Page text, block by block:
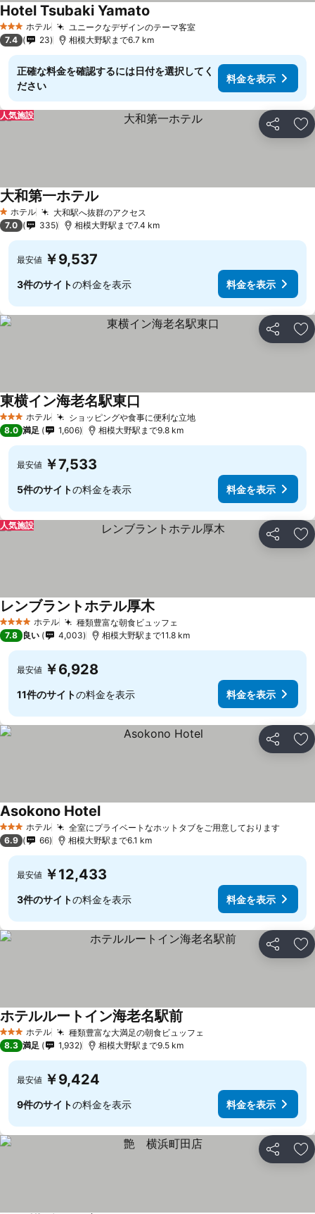
3 ホテルのランク
ホテル ユニークなデザインのテーマ客室
Hotel Tsubaki Yamato
7.4 23 相模大野駅まで6.7 km
正確な料金を確認するには日付を選択してく
ださい
料金を表示
シェア お
人気施設
1 ホテルのランク
ホテル 大和駅へ抜群のアクセス
大和第一ホテル
7.0 335 相模大野駅まで7.4 km
最安値 ￥9,537
3件のサイトの料金を表示 料金を表示
シェア お
3 ホテルのランク
ホテル ショッピングや食事に便利な立地
東横イン海老名駅東口
8.0 満足 1,606 相模大野駅まで9.8 km
最安値 ￥7,533
5件のサイトの料金を表示 料金を表示
シェア お
人気施設
4 ホテルのランク
ホテル 種類豊富な朝食ビュッフェ
レンブラントホテル厚木
7.8 良い 4,003 相模大野駅まで11.8 km
最安値 ￥6,928
11件のサイトの料金を表示 料金を表示
シェア お
3 ホテルのランク
ホテル 全室にプライベートなホットタブをご用意しております
Asokono Hotel
6.9 66 相模大野駅まで6.1 km
最安値 ￥12,433
3件のサイトの料金を表示 料金を表示
シェア お
3 ホテルのランク
ホテル 種類豊富な大満足の朝食ビュッフェ
ホテルルートイン海老名駅前
8.3 満足 1,932 相模大野駅まで9.5 km
最安値 ￥9,424
9件のサイトの料金を表示 料金を表示
シェア お